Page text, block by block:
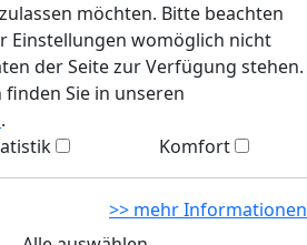
möchten. Bitte beachten
Einstellungen womöglich nicht
der Seite zur Verfügung stehen.
Sie in unseren
.
Komfort
>> mehr Informationen